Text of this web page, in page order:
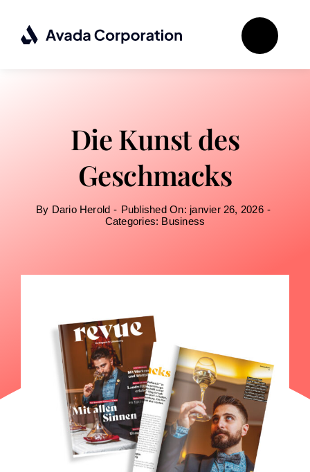
contenu
Die Kunst des
Geschmacks
By Dario Herold - Published On: janvier 26, 2026 -
Categories: Business